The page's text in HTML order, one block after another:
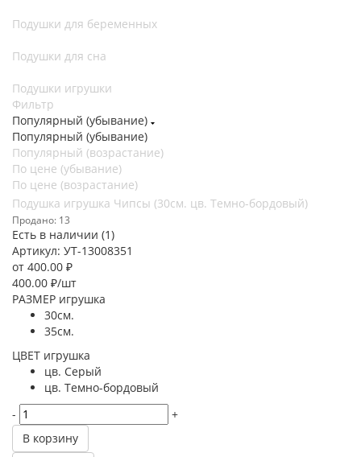
Подушки для беременных
Подушки для сна
Подушки игрушки
Фильтр
Популярный (убывание)
Популярный (убывание)
Популярный (возрастание)
По цене (убывание)
По цене (возрастание)
Подушка игрушка Чипсы (30см. цв. Темно-бордовый)
Продано: 13
Есть в наличии (1)
Артикул: УТ-13008351
от 400.00 ₽
400.00 ₽/шт
РАЗМЕР игрушка
30см.
35см.
ЦВЕТ игрушка
цв. Серый
цв. Темно-бордовый
-
+
В корзину